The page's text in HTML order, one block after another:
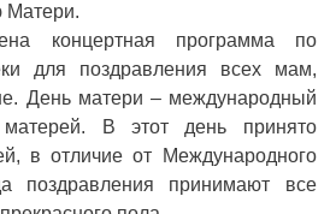
Матери.
концертная программа по
для поздравления всех мам,
День матери – международный
В этот день принято
в отличие от Международного
поздравления принимают все